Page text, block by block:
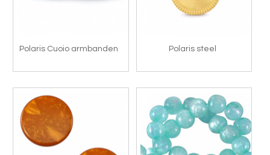
Polaris Cuoio armbanden Polaris steel